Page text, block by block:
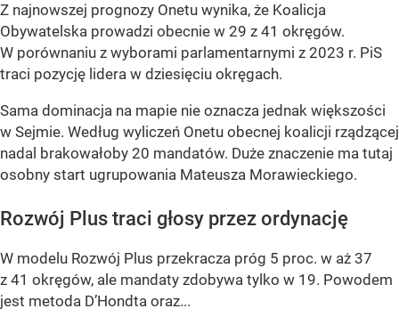
Z najnowszej prognozy Onetu wynika, że Koalicja
Obywatelska prowadzi obecnie w 29 z 41 okręgów.
W porównaniu z wyborami parlamentarnymi z 2023 r. PiS
traci pozycję lidera w dziesięciu okręgach.
Sama dominacja na mapie nie oznacza jednak większości
w Sejmie. Według wyliczeń Onetu obecnej koalicji rządzącej
nadal brakowałoby 20 mandatów. Duże znaczenie ma tutaj
osobny start ugrupowania Mateusza Morawieckiego.
Rozwój Plus traci głosy przez ordynację
W modelu Rozwój Plus przekracza próg 5 proc. w aż 37
z 41 okręgów, ale mandaty zdobywa tylko w 19. Powodem
jest metoda D’Hondta oraz...